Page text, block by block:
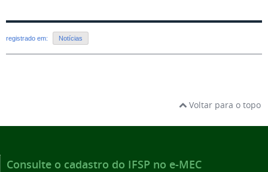
registrado em: Notícias
Voltar para o topo
Consulte o cadastro do IFSP no e-MEC